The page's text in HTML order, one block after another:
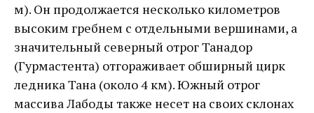
м). Он продолжается несколько километров
высоким гребнем с отдельными вершинами, а
значительный северный отрог Танадор
(Гурмастента) отгораживает обширный цирк
ледника Тана (около 4 км). Южный отрог
массива Лабоды также несет на своих склонах